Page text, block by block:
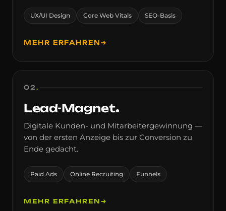
UX/UI Design Core Web Vitals SEO-Basis
MEHR ERFAHREN →
02.
Lead-Magnet
Digitale Kunden- und Mitarbeitergewinnung —
von der ersten Anzeige bis zur Conversion zu
Ende gedacht.
Paid Ads Online Recruiting Funnels
MEHR ERFAHREN →